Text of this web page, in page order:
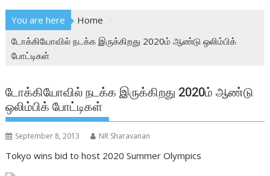
You are here
Home
டோக்கியோவில் நடக்க இருக்கிறது 2020ம் ஆண்டு ஒலிம்பிக்
போட்டிகள்
டோக்கியோவில் நடக்க இருக்கிறது 2020ம் ஆண்டு
ஒலிம்பிக் போட்டிகள்
September 8, 2013 NR Sharavanan
Tokyo wins bid to host 2020 Summer Olympics